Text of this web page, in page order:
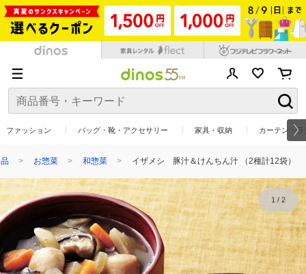
ファッション バッグ・靴・アクセサリー 家具・収納 カーテン・
お惣菜 和惣菜 イザメシ 豚汁＆けんちん汁 （2種計12袋）
1/ 2